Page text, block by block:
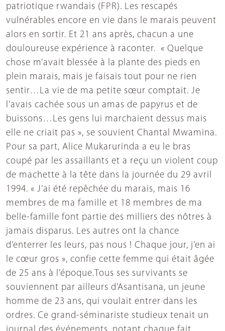
patriotique rwandais (FPR). Les rescapés
vulnérables encore en vie dans le marais peuvent
alors en sortir. Et 21 ans après, chacun a une
douloureuse expérience à raconter. « Quelque
chose m’avait blessée à la plante des pieds en
plein marais, mais je faisais tout pour ne rien
sentir…La vie de ma petite sœur comptait. Je
l’avais cachée sous un amas de papyrus et de
buissons…Les gens lui marchaient dessus mais
elle ne criait pas », se souvient Chantal Mwamina.
Pour sa part, Alice Mukarurinda a eu le bras
coupé par les assaillants et a reçu un violent coup
de machette à la tête dans la journée du 29 avril
1994. « J’ai été repêchée du marais, mais 16
membres de ma famille et 18 membres de ma
belle-famille font partie des milliers des nôtres à
jamais disparus. Les autres ont la chance
d’enterrer les leurs, pas nous ! Chaque jour, j’en ai
le cœur gros », confie cette femme qui était âgée
de 25 ans à l’époque.Tous ses survivants se
souviennent par ailleurs d’Asantisana, un jeune
homme de 23 ans, qui voulait entrer dans les
ordres. Ce grand-séminariste studieux tenait un